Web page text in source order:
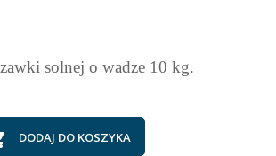
solnej o wadze 10 kg.
DODAJ DO KOSZYKA